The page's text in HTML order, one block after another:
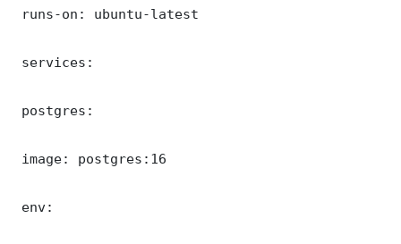
runs-on: ubuntu-latest
services:
postgres:
image: postgres:16
env: